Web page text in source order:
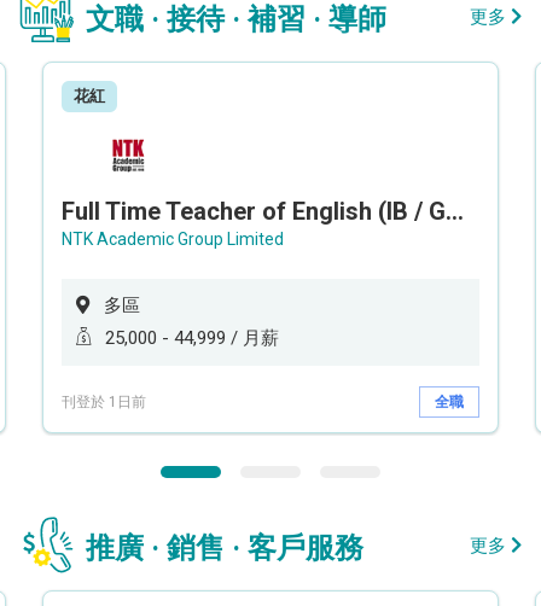
文職 · 接待 · 補習 · 導師 更多
花紅
Full Time Teacher of English (IB / GCEAL /IGCSE)
NTK Academic Group Limited
多區
25,000 - 44,999 / 月薪
刊登於 1日前 全職
推廣 · 銷售 · 客戶服務 更多